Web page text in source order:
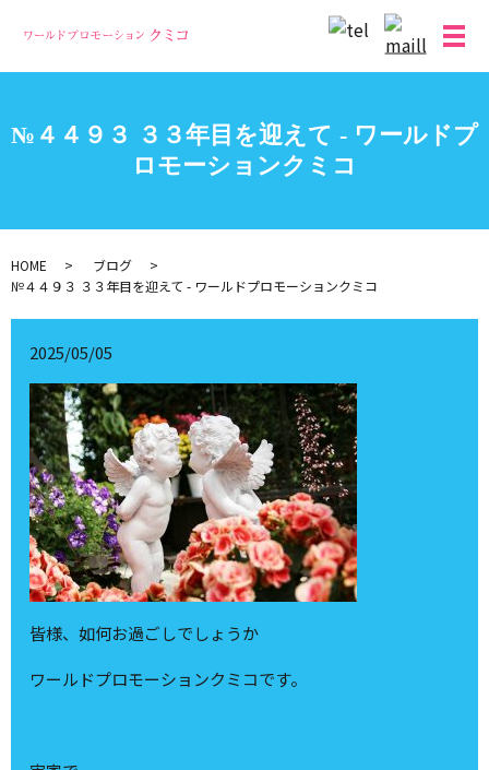
メ
№４４９３ ３３年目を迎えて - ワールドプ
ロモーションクミコ
HOME
ブログ
№４４９３ ３３年目を迎えて - ワールドプロモーションクミコ
2025/05/05
皆様、如何お過ごしでしょうか
ワールドプロモーションクミコです。